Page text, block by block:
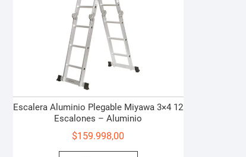
Escalera Aluminio Plegable Miyawa 3×4 12
Escalones – Aluminio
$159.998,00